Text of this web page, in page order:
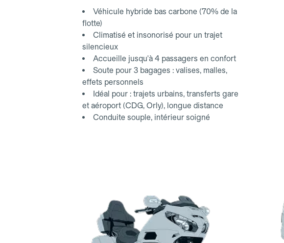
Véhicule hybride bas carbone (70% de la
flotte)
Climatisé et insonorisé pour un trajet
silencieux
Accueille jusqu'à 4 passagers en confort
Soute pour 3 bagages : valises, malles,
effets personnels
Idéal pour : trajets urbains, transferts gare
et aéroport (CDG, Orly), longue distance
Conduite souple, intérieur soigné